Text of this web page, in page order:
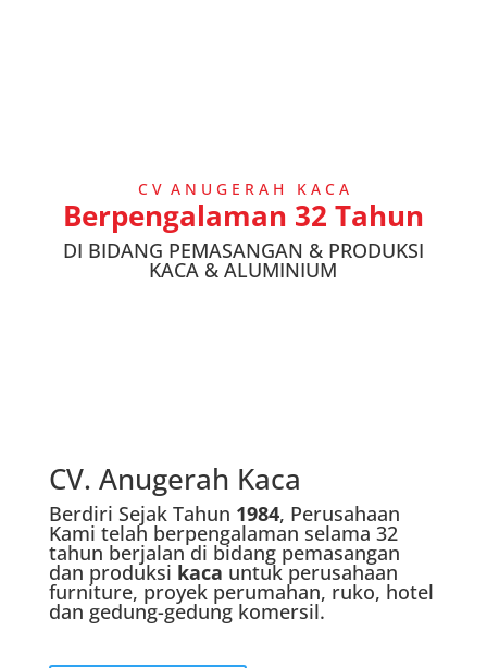
C V A N U G E R A H K A C A
Berpengalaman 32 Tahun
DI BIDANG PEMASANGAN & PRODUKSI
KACA & ALUMINIUM
CV. Anugerah Kaca
Berdiri Sejak Tahun 1984, Perusahaan
Kami telah berpengalaman selama 32
tahun berjalan di bidang pemasangan
dan produksi kaca untuk perusahaan
furniture, proyek perumahan, ruko, hotel
dan gedung-gedung komersil.